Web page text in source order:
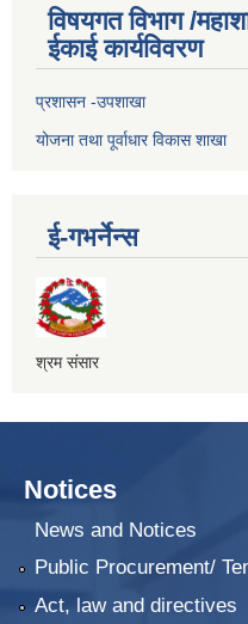
विषयगत विभाग /
ईकाई कार्यविवरण
प्रशासन -उपशाखा
योजना तथा पूर्वाधार विकास शाखा
ई-गभर्नेन्स
श्रम संसार
Notices
News and Notices
Public Procurement/
Act, law and directives